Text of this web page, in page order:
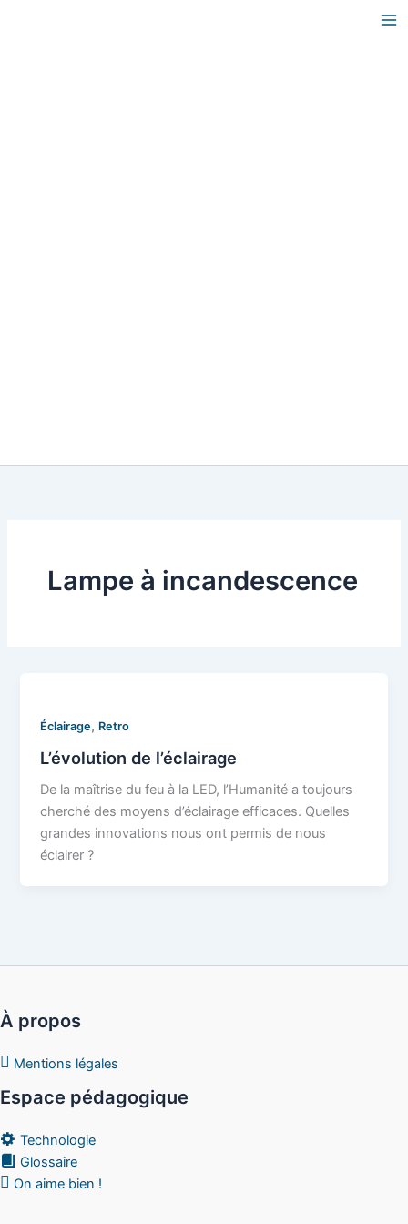
Lampe à incandescence
Éclairage, Retro
L’évolution de l’éclairage
De la maîtrise du feu à la LED, l’Humanité a toujours
cherché des moyens d’éclairage efficaces. Quelles
grandes innovations nous ont permis de nous
éclairer ?
À propos
Mentions légales
Espace pédagogique
Technologie
Glossaire
On aime bien !